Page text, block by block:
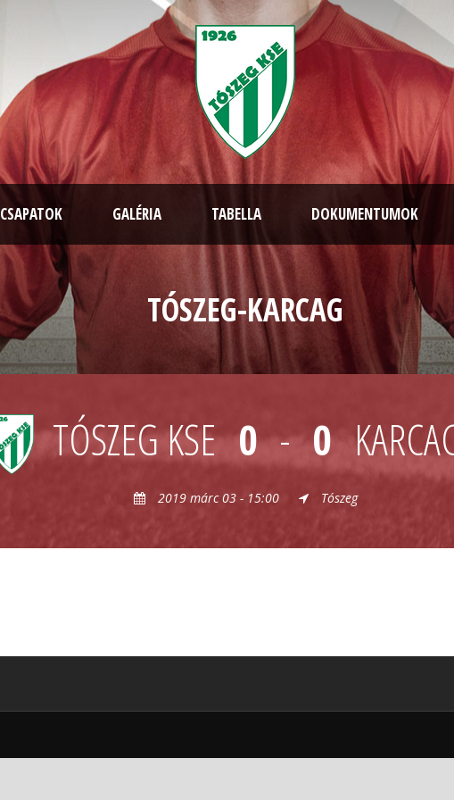
CSAPATOK GALÉRIA TABELLA DOKUMENTUMOK
TÓSZEG-KARCAG
TÓSZEG KSE 0 - 0
2019 márc 03 - 15:00 Tószeg